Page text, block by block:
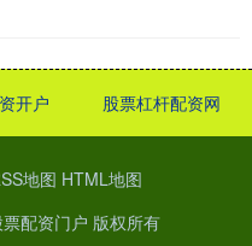
开户 股票杠杆配资网
地图 HTML地图
票配资门户 版权所有